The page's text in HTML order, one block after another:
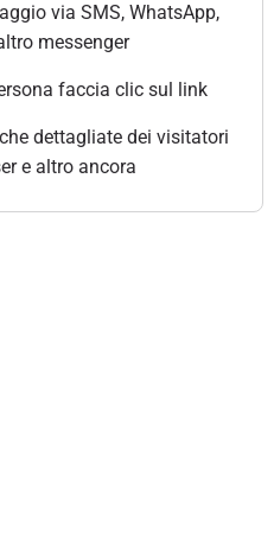
via SMS, WhatsApp,
messenger
faccia clic sul link
dettagliate dei visitatori
e altro ancora